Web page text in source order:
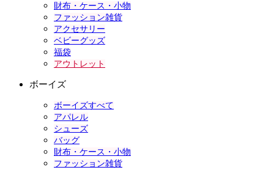
財布・ケース・小物
ファッション雑貨
アクセサリー
ベビーグッズ
福袋
アウトレット
ボーイズ
ボーイズすべて
アパレル
シューズ
バッグ
財布・ケース・小物
ファッション雑貨